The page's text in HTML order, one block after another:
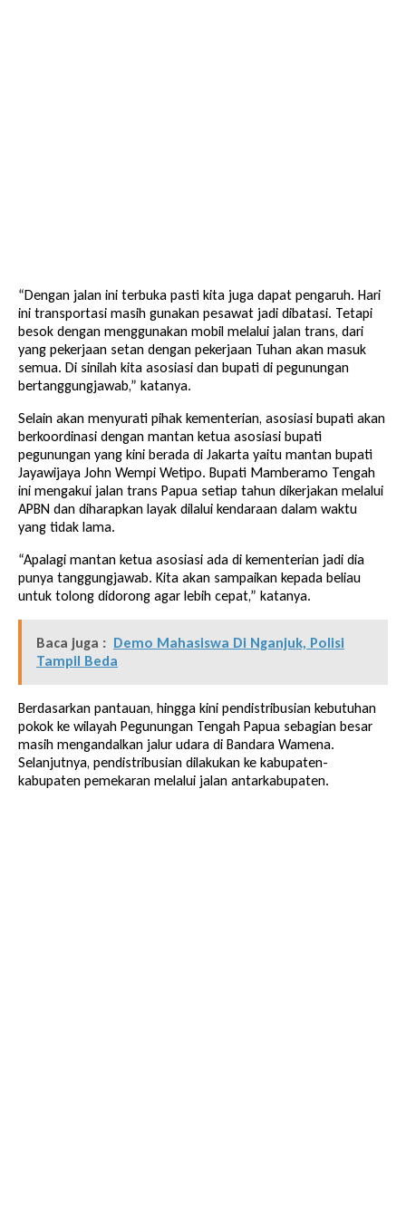
“Dengan jalan ini terbuka pasti kita juga dapat pengaruh. Hari
ini transportasi masih gunakan pesawat jadi dibatasi. Tetapi
besok dengan menggunakan mobil melalui jalan trans, dari
yang pekerjaan setan dengan pekerjaan Tuhan akan masuk
semua. Di sinilah kita asosiasi dan bupati di pegunungan
bertanggungjawab,” katanya.
Selain akan menyurati pihak kementerian, asosiasi bupati akan
berkoordinasi dengan mantan ketua asosiasi bupati
pegunungan yang kini berada di Jakarta yaitu mantan bupati
Jayawijaya John Wempi Wetipo. Bupati Mamberamo Tengah
ini mengakui jalan trans Papua setiap tahun dikerjakan melalui
APBN dan diharapkan layak dilalui kendaraan dalam waktu
yang tidak lama.
“Apalagi mantan ketua asosiasi ada di kementerian jadi dia
punya tanggungjawab. Kita akan sampaikan kepada beliau
untuk tolong didorong agar lebih cepat,” katanya.
Baca juga : Demo Mahasiswa Di Nganjuk, Polisi
Tampil Beda
Berdasarkan pantauan, hingga kini pendistribusian kebutuhan
pokok ke wilayah Pegunungan Tengah Papua sebagian besar
masih mengandalkan jalur udara di Bandara Wamena.
Selanjutnya, pendistribusian dilakukan ke kabupaten-
kabupaten pemekaran melalui jalan antarkabupaten.